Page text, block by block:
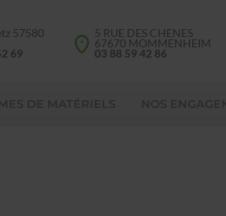
57580
69
5 RUE DES CHENES
67670 MOMMENHEIM
03 88 59 42 86